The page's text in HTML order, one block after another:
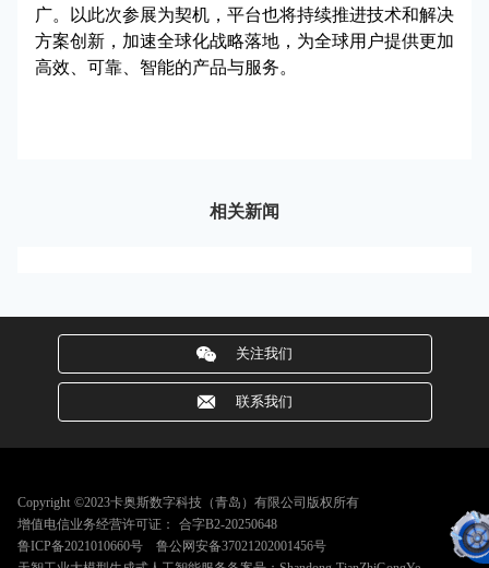
广。以此次参展为契机，平台也将持续推进技术和解决
方案创新，加速全球化战略落地，为全球用户提供更加
高效、可靠、智能的产品与服务。
相关新闻
关注我们
联系我们
Copyright ©2023卡奥斯数字科技（青岛）有限公司版权所有
增值电信业务经营许可证： 合字B2-20250648
鲁ICP备2021010660号
鲁公网安备37021202001456号